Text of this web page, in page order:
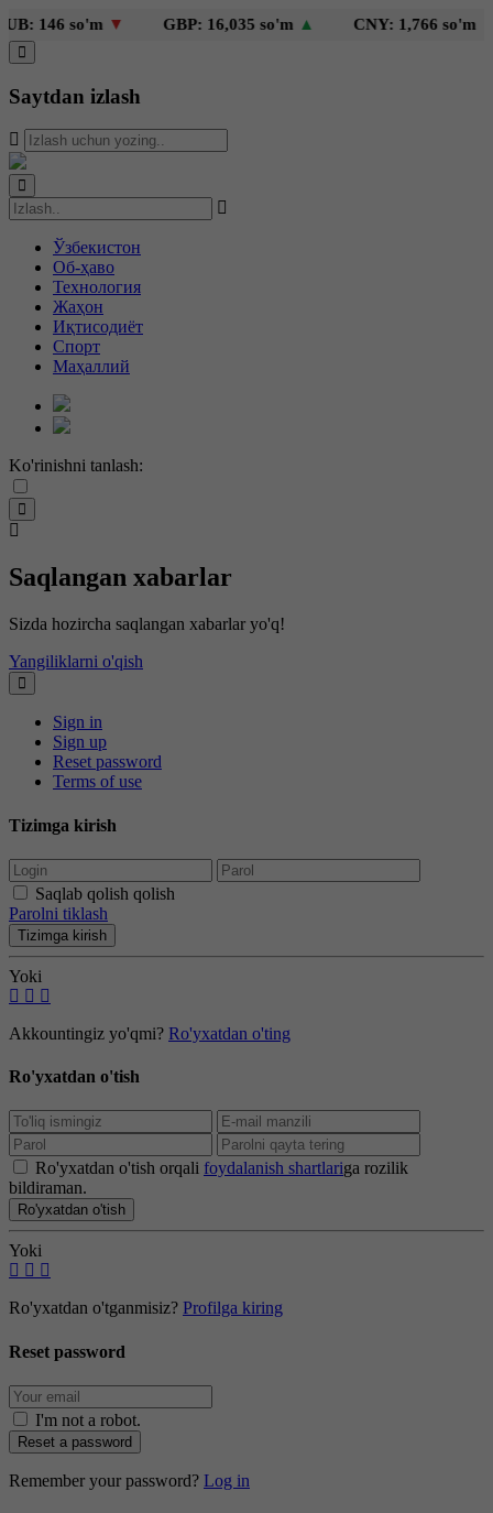
146 so'm▼ GBP: 16,035 so'm▲ CNY: 1,766 so'm▲
Saytdan izlash
Ўзбекистон
Об-ҳаво
Технология
Жаҳон
Иқтисодиёт
Спорт
Маҳаллий
Ko'rinishni tanlash:
Saqlangan xabarlar
Sizda hozircha saqlangan xabarlar yo'q!
Yangiliklarni o'qish
Sign in
Sign up
Reset password
Terms of use
Tizimga kirish
Saqlab qolish qolish
Parolni tiklash
Tizimga kirish
Yoki
Akkountingiz yo'qmi? Ro'yxatdan o'ting
Ro'yxatdan o'tish
Ro'yxatdan o'tish orqali foydalanish shartlariga rozilik
bildiraman.
Ro'yxatdan o'tish
Yoki
Ro'yxatdan o'tganmisiz? Profilga kiring
Reset password
I'm not a robot.
Reset a password
Remember your password? Log in